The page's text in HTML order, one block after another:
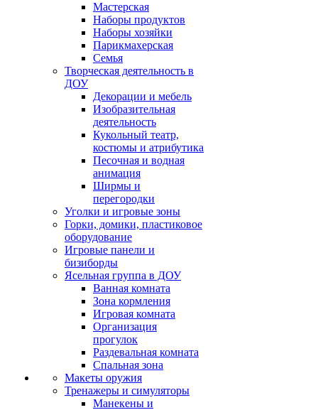
Мастерская
Наборы продуктов
Наборы хозяйки
Парикмахерская
Семья
Творческая деятельность в
ДОУ
Декорации и мебель
Изобразительная
деятельность
Кукольный театр,
костюмы и атрибутика
Песочная и водная
анимация
Ширмы и
перегородки
Уголки и игровые зоны
Горки, домики, пластиковое
оборудование
Игровые панели и
бизиборды
Ясельная группа в ДОУ
Ванная комната
Зона кормления
Игровая комната
Организация
прогулок
Раздевальная комната
Спальная зона
Макеты оружия
Тренажеры и симуляторы
Манекены и